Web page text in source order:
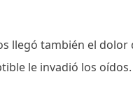
llegó también el
le invadió los